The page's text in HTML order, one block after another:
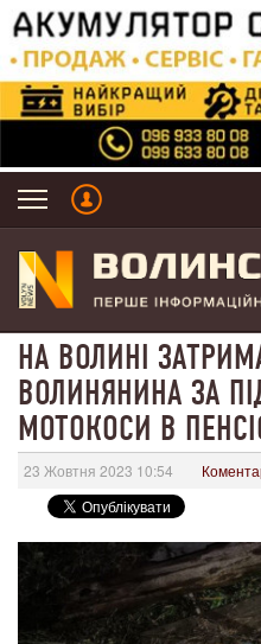
НА ВОЛИНІ
ВОЛИНЯНИНА ЗА
МОТОКОСИ В
23 Жовтня 2023 10:54